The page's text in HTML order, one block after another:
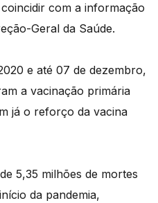
com a informação
Geral da Saúde.
e até 07 de dezembro,
a vacinação primária
já o reforço da vacina
5,35 milhões de mortes
da pandemia,